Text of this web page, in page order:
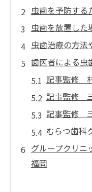
虫歯を予防する
虫歯を放置した
虫歯治療の方法
歯医者による虫
記事監修
記事監修
記事監修
むらつ歯科
グループクリニ
福岡